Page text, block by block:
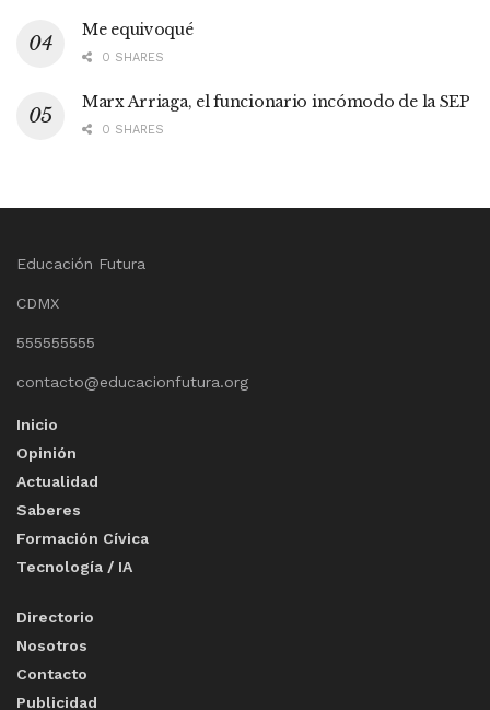
Me equivoqué
0 SHARES
Marx Arriaga, el funcionario incómodo de la SEP
0 SHARES
Educación Futura
CDMX
555555555
contacto@educacionfutura.org
Inicio
Opinión
Actualidad
Saberes
Formación Cívica
Tecnología / IA
Directorio
Nosotros
Contacto
Publicidad